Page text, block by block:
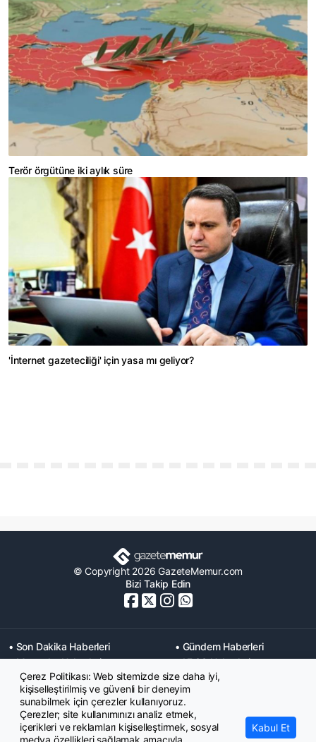
Terör örgütüne iki aylık süre
'İnternet gazeteciliği' için yasa mı geliyor?
© Copyright 2026 GazeteMemur.com
Bizi Takip Edin
• Son Dakika Haberleri
• Gündem Haberleri
• Memurlar Haberleri
• KPSS Haberleri
• Ekonomi Haberleri
• Eğitim Haberleri
• Yaşam Haberleri
• Maaş Verileri Haberleri
• Mahkeme Kararları
Haberleri
Çerez Politikası: Web sitemizde size daha iyi,
kişiselleştirilmiş ve güvenli bir deneyim
sunabilmek için çerezler kullanıyoruz.
Çerezler; site kullanımınızı analiz etmek,
içerikleri ve reklamları kişiselleştirmek, sosyal
medya özellikleri sağlamak amacıyla
Kabul Et